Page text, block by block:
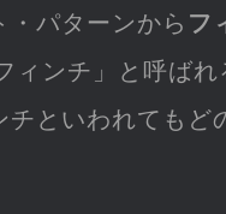
・パターンから フ
ィンチ」と呼ば
チといわれてもど